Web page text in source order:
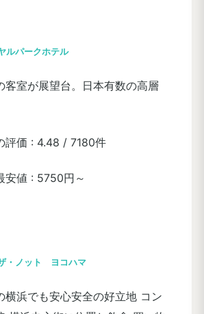
ルパークホテル
客室が展望台。日本有数の高層
評価 : 4.48 / 7180件
安値 : 5750円～
・ノット ヨコハマ
横浜でも安心安全の好立地 コン